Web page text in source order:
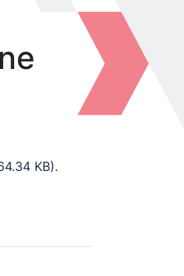
KB).